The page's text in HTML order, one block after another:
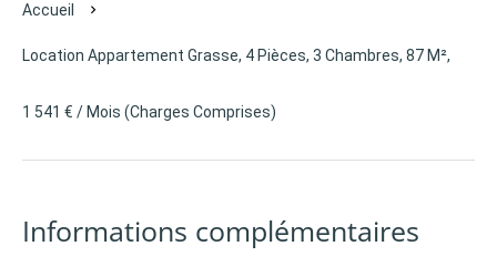
Accueil
Location Appartement Grasse, 4 Pièces, 3 Chambres, 87 M²,
1 541 € / Mois (Charges Comprises)
Informations complémentaires